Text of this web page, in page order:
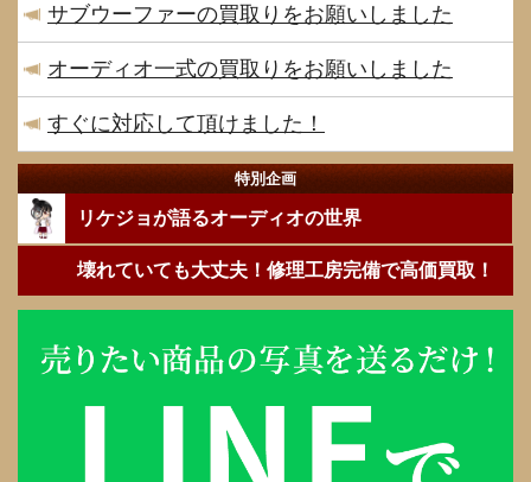
サブウーファーの買取りをお願いしました
オーディオ一式の買取りをお願いしました
すぐに対応して頂けました！
特別企画
リケジョが語るオーディオの世界
壊れていても大丈夫！修理工房完備で高価買取！